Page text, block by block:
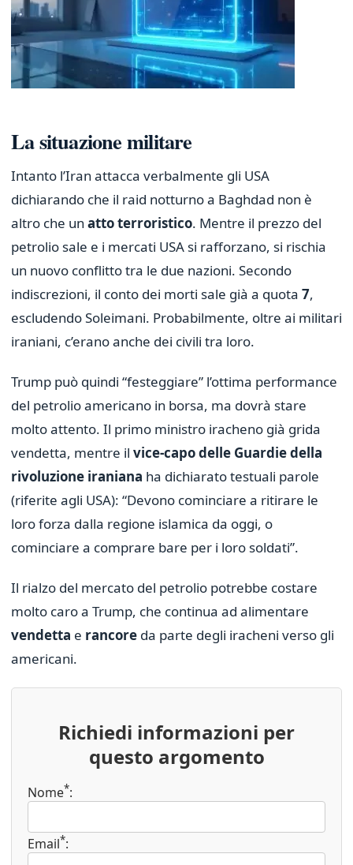
La situazione militare
Intanto l’Iran attacca verbalmente gli USA
dichiarando che il raid notturno a Baghdad non è
altro che un atto terroristico. Mentre il prezzo del
petrolio sale e i mercati USA si rafforzano, si rischia
un nuovo conflitto tra le due nazioni. Secondo
indiscrezioni, il conto dei morti sale già a quota 7,
escludendo Soleimani. Probabilmente, oltre ai militari
iraniani, c’erano anche dei civili tra loro.
Trump può quindi “festeggiare” l’ottima performance
del petrolio americano in borsa, ma dovrà stare
molto attento. Il primo ministro iracheno già grida
vendetta, mentre il vice-capo delle Guardie della
rivoluzione iraniana ha dichiarato testuali parole
(riferite agli USA): “Devono cominciare a ritirare le
loro forza dalla regione islamica da oggi, o
cominciare a comprare bare per i loro soldati”.
Il rialzo del mercato del petrolio potrebbe costare
molto caro a Trump, che continua ad alimentare
vendetta e rancore da parte degli iracheni verso gli
americani.
Richiedi informazioni per
questo argomento
Nome*:
Email*: